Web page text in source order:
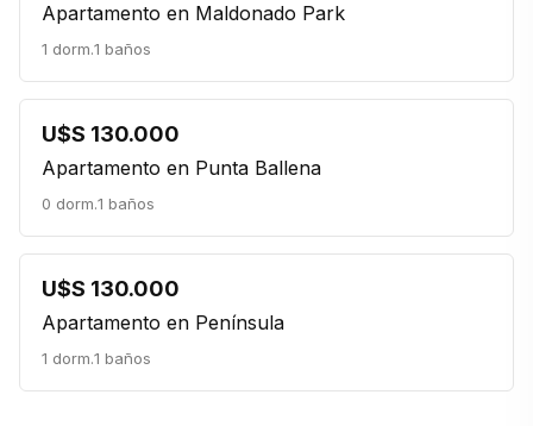
Apartamento en Maldonado Park
1 dorm.1 baños
U$S 130.000
Apartamento en Punta Ballena
0 dorm.1 baños
U$S 130.000
Apartamento en Península
1 dorm.1 baños